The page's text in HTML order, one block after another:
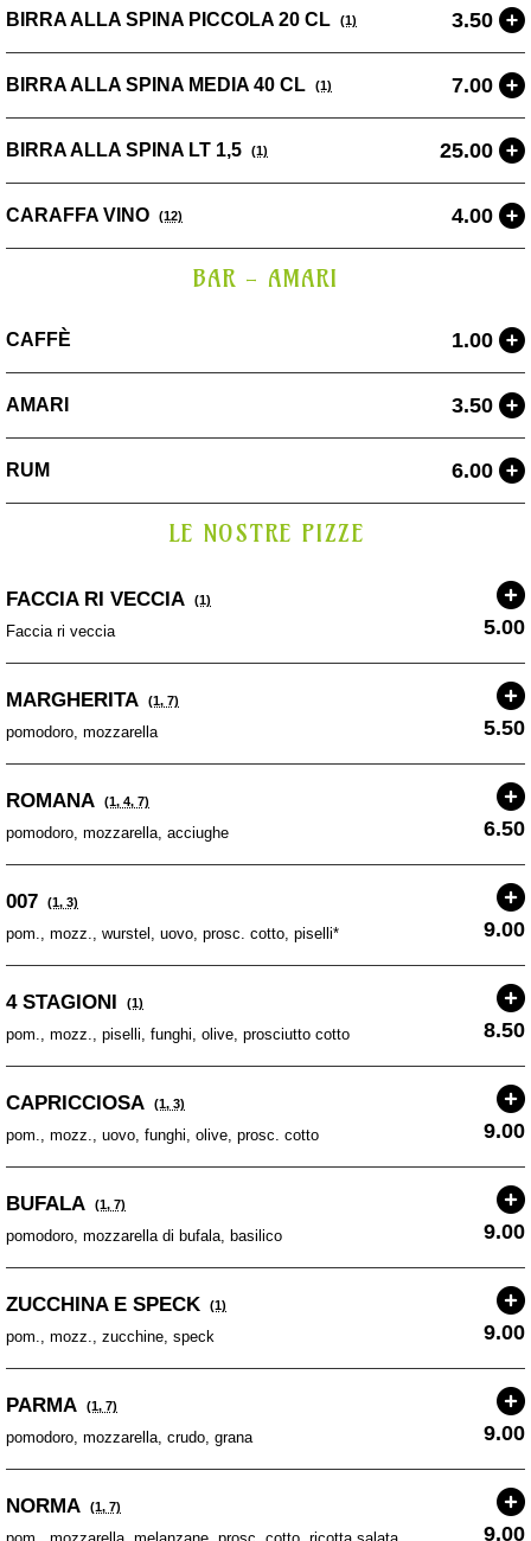
BIRRA ALLA SPINA PICCOLA 20 CL (1) 3.50
BIRRA ALLA SPINA MEDIA 40 CL (1) 7.00
BIRRA ALLA SPINA LT 1,5 (1) 25.00
CARAFFA VINO (12) 4.00
BAR - AMARI
CAFFÈ 1.00
AMARI 3.50
RUM 6.00
LE NOSTRE PIZZE
FACCIA RI VECCIA (1)
Faccia ri veccia 5.00
MARGHERITA (1, 7)
pomodoro, mozzarella 5.50
ROMANA (1, 4, 7)
pomodoro, mozzarella, acciughe 6.50
007 (1, 3)
pom., mozz., wurstel, uovo, prosc. cotto, piselli* 9.00
4 STAGIONI (1)
pom., mozz., piselli, funghi, olive, prosciutto cotto 8.50
CAPRICCIOSA (1, 3)
pom., mozz., uovo, funghi, olive, prosc. cotto 9.00
BUFALA (1, 7)
pomodoro, mozzarella di bufala, basilico 9.00
ZUCCHINA E SPECK (1)
pom., mozz., zucchine, speck 9.00
PARMA (1, 7)
pomodoro, mozzarella, crudo, grana 9.00
NORMA (1, 7)
9.00